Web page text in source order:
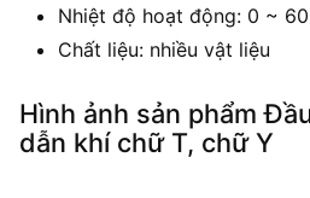
Nhiệt độ hoạt động: 0 ~
Chất liệu: nhiều vật liệu
Hình ảnh sản phẩm
dẫn khí chữ T, chữ Y